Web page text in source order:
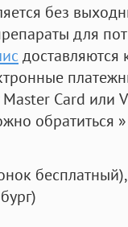
без
для
доставляются
Card или
обратиться
бесплатный),